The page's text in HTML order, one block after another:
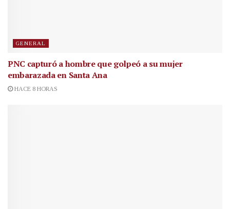
GENERAL
PNC capturó a hombre que golpeó a su mujer
embarazada en Santa Ana
HACE 8 HORAS